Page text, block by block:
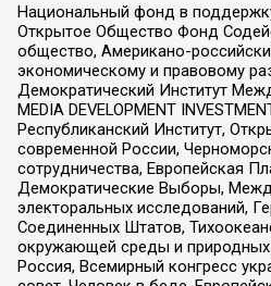
Национальный фонд в
Открытое Общество Фонд
общество, Американо-
экономическому и правовому
Демократический Институт
MEDIA DEVELOPMENT
Республиканский Институт,
современной России,
сотрудничества, Европейская
Демократические Выборы,
электоральных исследований,
Соединенных Штатов,
окружающей среды и природных
Россия, Всемирный конгресс